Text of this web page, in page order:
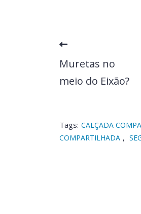
Muretas no
meio do Eixão?
Tags: CALÇADA
COMPARTILHADA ,